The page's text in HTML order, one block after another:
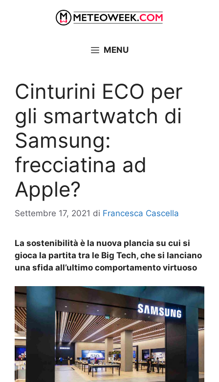
MENU
Cinturini ECO per
gli smartwatch di
Samsung:
frecciatina ad
Apple?
Settembre 17, 2021 di Francesca Cascella
La sostenibilità è la nuova plancia su cui si
gioca la partita tra le Big Tech, che si lanciano
una sfida all’ultimo comportamento virtuoso